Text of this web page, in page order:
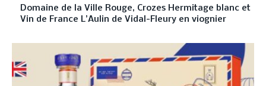
Domaine de la Ville Rouge, Crozes Hermitage blanc et
Vin de France L’Aulin de Vidal-Fleury en viognier